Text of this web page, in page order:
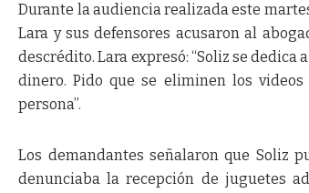
Durante la audiencia realizada este
Lara y sus defensores acusaron al
descrédito. Lara expresó: “Soliz se dedica
dinero. Pido que se eliminen los
persona”.
Los demandantes señalaron que Soliz
denunciaba la recepción de juguetes